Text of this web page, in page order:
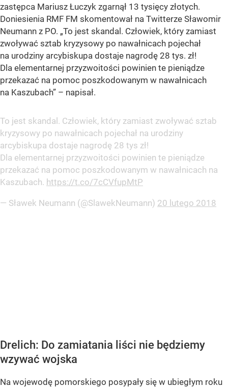
zastępca Mariusz Łuczyk zgarnął 13 tysięcy złotych.
Doniesienia RMF FM skomentował na Twitterze Sławomir
Neumann z PO. „To jest skandal. Człowiek, który zamiast
zwoływać sztab kryzysowy po nawałnicach pojechał
na urodziny arcybiskupa dostaje nagrodę 28 tys. zł!
Dla elementarnej przyzwoitości powinien te pieniądze
przekazać na pomoc poszkodowanym w nawałnicach
na Kaszubach” – napisał.
To jest skandal. Człowiek, który zamiast zwoływać sztab
kryzysowy po nawałnicach pojechał na urodziny
arcybiskupa dostaje nagrodę 28 tys zł!
Dla elementarnej przyzwoitości powinien te pieniądze
przekazać na pomoc poszkodowanym w nawałnicach na
Kaszubach. https://t.co/7cCVfupMtP
— Sławek Neumann (@SlawekNeumann) 20 lutego 2018
Drelich: Do zamiatania liści nie będziemy
wzywać wojska
Na wojewodę pomorskiego posypały się w ubiegłym roku